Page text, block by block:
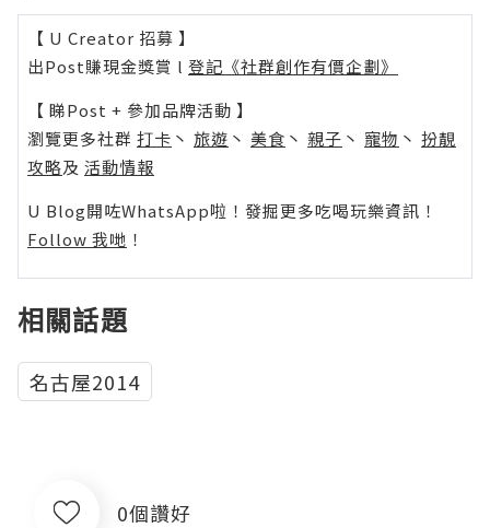
【 U Creator 招募 】
出Post賺現金獎賞 l 登記《社群創作有價企劃》
【 睇Post + 參加品牌活動 】
瀏覽更多社群 打卡 丶 旅遊 丶 美食 丶 親子 丶 寵物 丶 扮靚
攻略及 活動情報
U Blog開咗WhatsApp啦！發掘更多吃喝玩樂資訊！
Follow 我哋 ！
相關話題
名古屋2014
0個讚好